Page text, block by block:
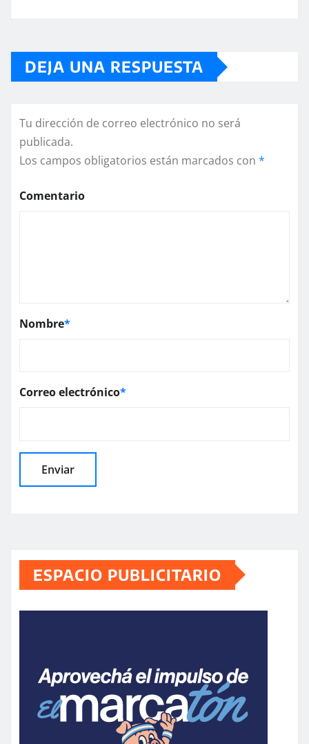
DEJA UNA RESPUESTA
Tu dirección de correo electrónico no será
publicada.
Los campos obligatorios están marcados con *
Comentario
Nombre*
Correo electrónico*
ESPACIO PUBLICITARIO